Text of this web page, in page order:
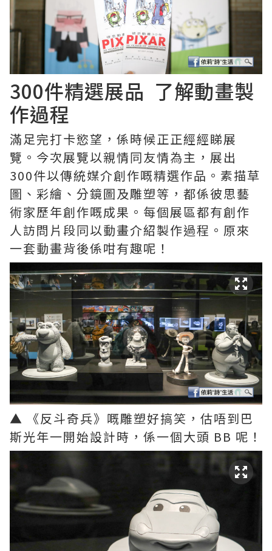
300件精選展品 了解動畫製
作過程
滿足完打卡慾望，係時候正正經經睇展
覽。今次展覽以親情同友情為主，展出
300件以傳統媒介創作嘅精選作品。素描草
圖、彩繪、分鏡圖及雕塑等，都係彼思藝
術家歷年創作嘅成果。每個展區都有創作
人訪問片段同以動畫介紹製作過程。原來
一套動畫背後係咁有趣呢！
▲ 《反斗奇兵》嘅雕塑好搞笑，估唔到巴
斯光年一開始設計時，係一個大頭 BB 呢！